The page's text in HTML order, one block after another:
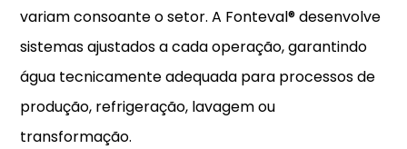
variam consoante o setor. A Fonteval® desenvolve
sistemas ajustados a cada operação, garantindo
água tecnicamente adequada para processos de
produção, refrigeração, lavagem ou
transformação.